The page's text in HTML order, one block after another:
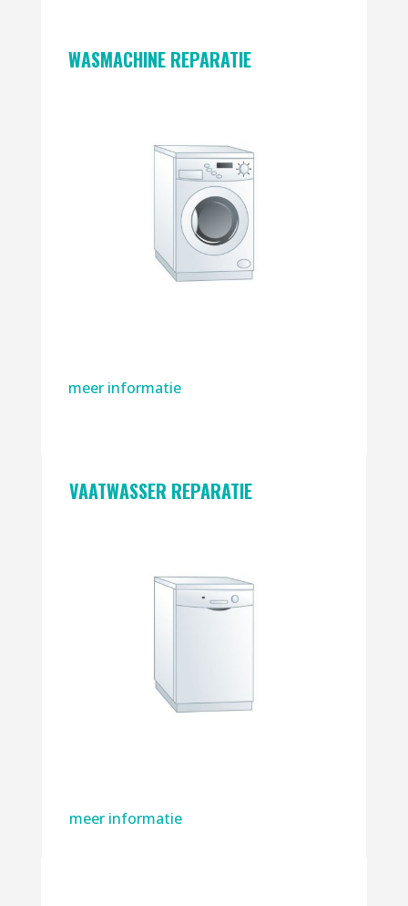
WASMACHINE REPARATIE
meer informatie
VAATWASSER REPARATIE
meer informatie